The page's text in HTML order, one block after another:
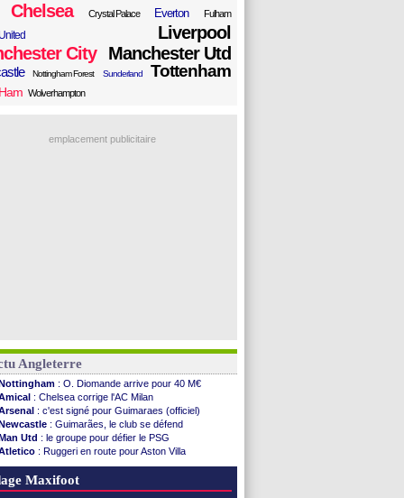
Chelsea Crystal Palace Everton Fulham
Liverpool
City
Manchester Utd
Nottingham Forest Sunderland Tottenham
Wolverhampton
emplacement publicitaire
Angleterre
: O. Diomande arrive pour 40 M€
: Chelsea corrige l'AC Milan
: c'est signé pour Guimaraes (officiel)
: Guimarães, le club se défend
Utd : le groupe pour défier le PSG
: Ruggeri en route pour Aston Villa
: Naples vise Gabriel Jesus
: Tomiyasu a convaincu (officiel)
: Guimarães a signé son contrat
Maxifoot